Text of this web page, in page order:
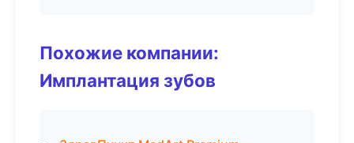
Похожие компании:
Имплантация зубов